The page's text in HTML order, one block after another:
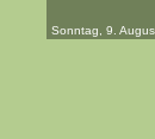
Sonntag, 9.